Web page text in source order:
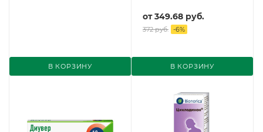
В КОРЗИНУ
от349.68 руб.
372 руб. -6%
В КОРЗИНУ